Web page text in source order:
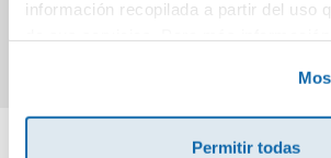
información recopilada a partir del uso
Permitir todas